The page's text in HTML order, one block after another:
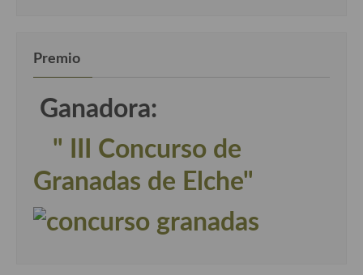
Premio
Ganadora:
" III Concurso de
Granadas de Elche"